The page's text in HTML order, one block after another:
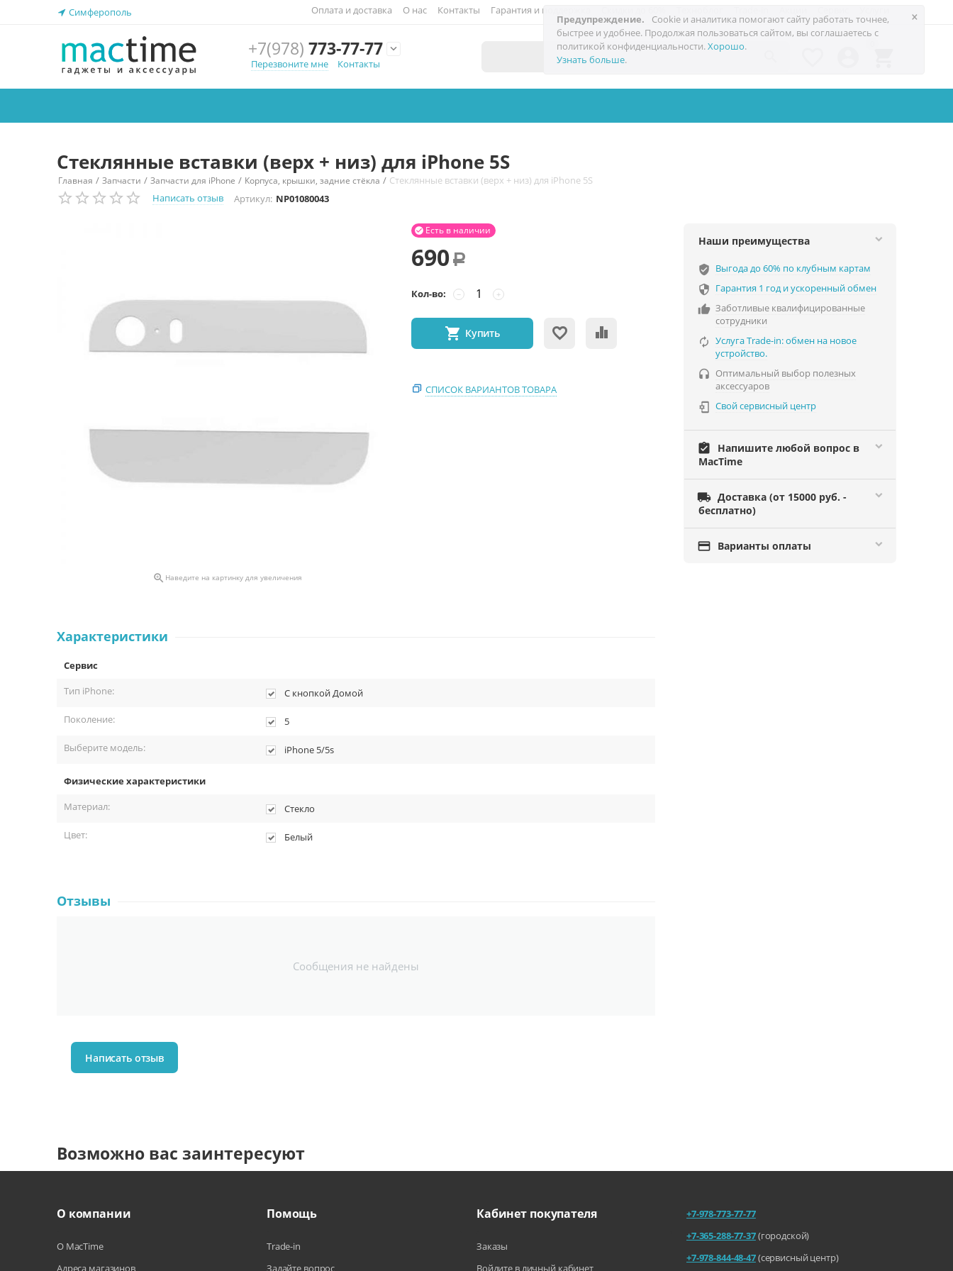
×
Предупреждение.
Cookie и аналитика помогают сайту работать точнее,
быстрее и удобнее. Продолжая пользоваться сайтом, вы соглашаетесь с
политикой конфиденциальности.Хорошо.
Узнать больше.
Симферополь Оплата и доставка О нас Контакты Гарантия и поддержка
+7(978) 773-77-77

Перезвоните мне
Контакты
Стеклянные вставки (верх + низ) для iPhone 5S
Главная / Запчасти / Запчасти для iPhone / Корпуса, крышки, задние стёкла / Стеклянные вставки (верх + низ) для iPhone 5S
Написать отзыв
Артикул: NP01080043
 Наведите на картинку для увеличения
Есть в наличии

690 Р
Кол-во: +
−
Купить
СПИСОК ВАРИАНТОВ ТОВАРА
Наши преимущества
verified_user Выгода до 60% по клубным картам
 Гарантия 1 год и ускоренный обмен
 Заботливые квалифицированные
сотрудники
 Услуга Trade-in: обмен на новое
устройство.
 Оптимальный выбор полезных
аксессуаров
 Свой сервисный центр
assignment_turned_in
Напишите любой вопрос в
MacTime
 Доставка (от 15000 руб. -
бесплатно)
 Варианты оплаты
Характеристики
Сервис
Тип iPhone:
С кнопкой Домой
Поколение: 5
Выберите модель: iPhone 5/5s
Физические характеристики
Материал:
Стекло
Цвет: Белый
Отзывы
Сообщения не найдены
Написать отзыв
Возможно вас заинтересуют
О компании
О MacTime
Адреса магазинов
Помощь
Trade-in
Задайте вопрос
Кабинет покупателя
Заказы
Войдите в личный кабинет
+7-978-773-77-77
+7-365-288-77-37(городской)
+7-978-844-48-47(сервисный центр)